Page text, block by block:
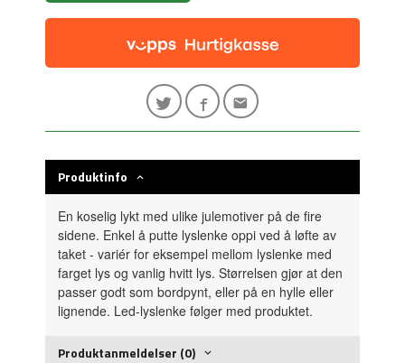
Produktinfo
En koselig lykt med ulike julemotiver på de fire
sidene. Enkel å putte lyslenke oppi ved å løfte av
taket - variér for eksempel mellom lyslenke med
farget lys og vanlig hvitt lys. Størrelsen gjør at den
passer godt som bordpynt, eller på en hylle eller
lignende. Led-lyslenke følger med produktet.
Produktanmeldelser (0)